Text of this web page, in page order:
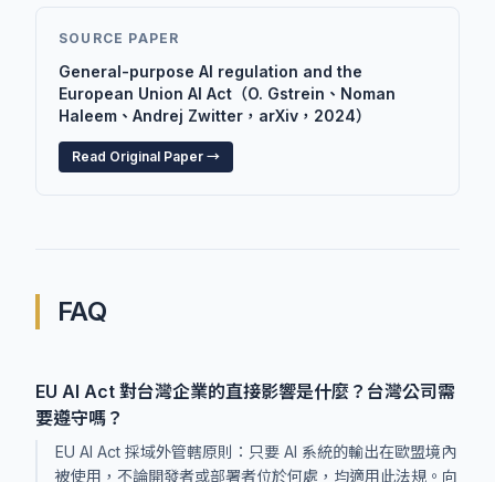
SOURCE PAPER
General-purpose AI regulation and the
European Union AI Act（O. Gstrein、Noman
Haleem、Andrej Zwitter，arXiv，2024）
Read Original Paper →
FAQ
EU AI Act 對台灣企業的直接影響是什麼？台灣公司需
要遵守嗎？
EU AI Act 採域外管轄原則：只要 AI 系統的輸出在歐盟境內
被使用，不論開發者或部署者位於何處，均適用此法規。向